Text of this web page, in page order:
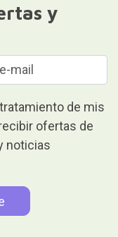
y
de mis
ofertas de
noticias